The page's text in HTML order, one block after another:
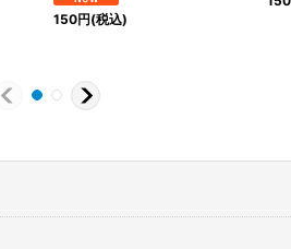
150円(税込)